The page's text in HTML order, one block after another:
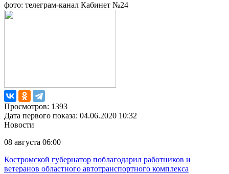
фото: телеграм-канал Кабинет №24
Просмотров: 1393
Дата первого показа: 04.06.2020 10:32
Новости
08 августа 06:00
Костромской губернатор поблагодарил работников и
ветеранов областного автотранспортного комплекса